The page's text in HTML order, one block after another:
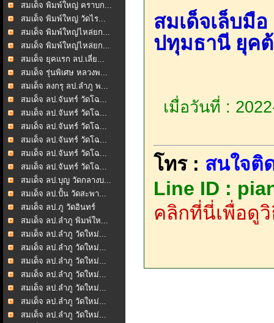
สมเด็จ พิมพ์ใหญ่ คราบก...
สมเด็จ พิมพ์ใหญ่ วัดไร...
สมเด็จ พิมพ์ใหญ่ไหล่ยก...
สมเด็จ พิมพ์ใหญ่ไหล่ยก...
สมเด็จ ยุคแรก ลป.เลี่ย...
สมเด็จ รุ่นพิเศษ หลวงพ...
สมเด็จ ลงกรุ ลป.ลำภู พ...
สมเด็จ ลป.จันทร์ วัดโฉ...
สมเด็จ ลป.จันทร์ วัดโฉ...
สมเด็จ ลป.จันทร์ วัดโฉ...
สมเด็จ ลป.จันทร์ วัดโฉ...
สมเด็จ ลป.จันทร์ วัดโฉ...
สมเด็จ ลป.จันทร์ วัดโฉ...
สมเด็จ ลป.บุญ วัดกลางบ...
สมเด็จ ลป.ปั้น วัดสะพา...
สมเด็จ ลป.ภู วัดอินทร์
สมเด็จ ลป.ลำภู พิมพ์ให...
สมเด็จ ลป.ลำภู วัดใหม่...
สมเด็จ ลป.ลำภู วัดใหม่...
สมเด็จ ลป.ลำภู วัดใหม่...
สมเด็จ ลป.ลำภู วัดใหม่...
สมเด็จ ลป.ลำภู วัดใหม่...
สมเด็จ ลป.ลำภู วัดใหม่...
สมเด็จ ลป.ลำภู วัดใหม่...
สมเด็จเล็บมื
ปทุมธานี ยุค
เมื่อวันที่ :
โทร : สนใจติ
Line ID :
คลิกที่นี่เพื่อดูวิ